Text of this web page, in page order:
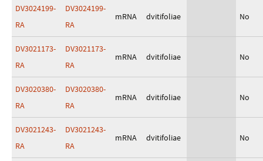
DV3024199-
RA
DV3024199-
RA
mRNA dvitifoliae No
DV3021173-
RA
DV3021173-
RA
mRNA dvitifoliae No
DV3020380-
RA
DV3020380-
RA
mRNA dvitifoliae No
DV3021243-
RA
DV3021243-
RA
mRNA dvitifoliae No